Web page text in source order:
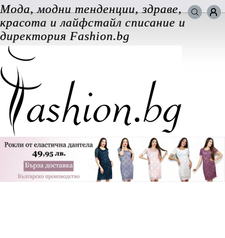
Мода, модни тенденции, здраве,
красота и лайфстайл списание и
директория Fashion.bg
ВХОД за потребители